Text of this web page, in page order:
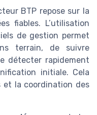
BTP repose sur la
fiables. L’utilisation
de gestion permet
terrain, de suivre
détecter rapidement
initiale. Cela
la coordination des